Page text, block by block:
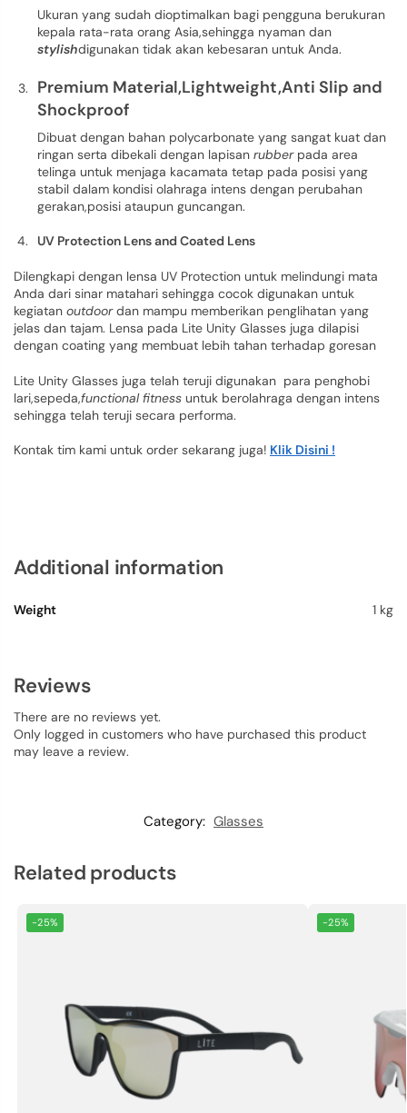
Ukuran yang sudah dioptimalkan bagi pengguna berukuran
kepala rata-rata orang Asia,sehingga nyaman dan
stylishdigunakan tidak akan kebesaran untuk Anda.
Premium Material,Lightweight,Anti Slip and
Shockproof
Dibuat dengan bahan polycarbonate yang sangat kuat dan
ringan serta dibekali dengan lapisan rubber pada area
telinga untuk menjaga kacamata tetap pada posisi yang
stabil dalam kondisi olahraga intens dengan perubahan
gerakan,posisi ataupun guncangan.
UV Protection Lens and Coated Lens
Dilengkapi dengan lensa UV Protection untuk melindungi mata
Anda dari sinar matahari sehingga cocok digunakan untuk
kegiatan outdoordan mampu memberikan penglihatan yang
jelas dan tajam. Lensa pada Lite Unity Glasses juga dilapisi
dengan coating yang membuat lebih tahan terhadap goresan
Lite Unity Glasses juga telah teruji digunakan para penghobi
lari,sepeda,functional fitness untuk berolahraga dengan intens
sehingga telah teruji secara performa.
Kontak tim kami untuk order sekarang juga! Klik Disini !
Additional information
Weight 1 kg
Reviews
There are no reviews yet.
Only logged in customers who have purchased this product
may leave a review.
Category: Glasses
Related products
-25% -25%